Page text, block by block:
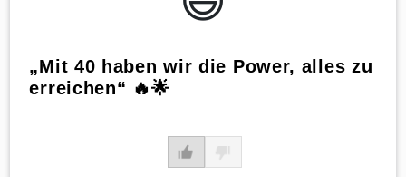
„Mit 40 haben wir die Power, alles zu
erreichen“ 🔥🌟